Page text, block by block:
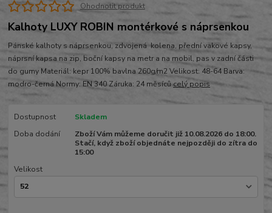
Ohodnotit produkt
Kalhoty LUXY ROBIN montérkové s náprsenkou
Pánské kalhoty s náprsenkou, zdvojená kolena, přední vakové kapsy,
náprsní kapsa na zip, boční kapsy na metr a na mobil, pas v zadní části
do gumy Materiál: kepr 100% bavlna 260g/m2 Velikost: 48-64 Barva:
modro-černá Normy: EN 340 Záruka: 24 měsícůcelý popis
Dostupnost
Skladem
Doba dodání
Zboží Vám můžeme doručit již 10.08.2026 do 18:00.
Stačí, když zboží objednáte nejpozději do zítra do
15:00
Velikost